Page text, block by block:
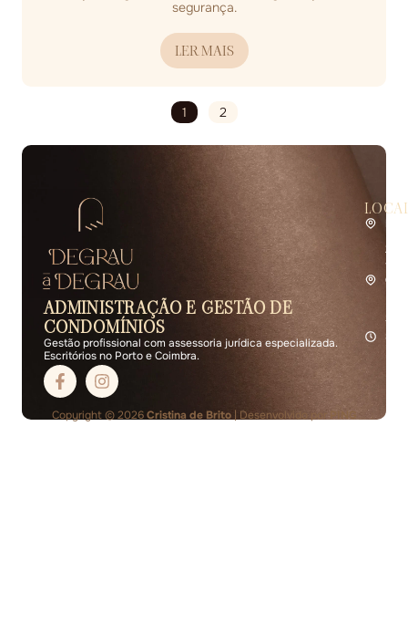
segurança.
LER MAIS
1 2
ADMINISTRAÇÃO E GESTÃO DE
CONDOMÍNIOS
Gestão profissional com assessoria jurídica especializada.
Escritórios no Porto e Coimbra.
2.º
Copyright © 2026Cristina de Brito| Desenvolvido porPING